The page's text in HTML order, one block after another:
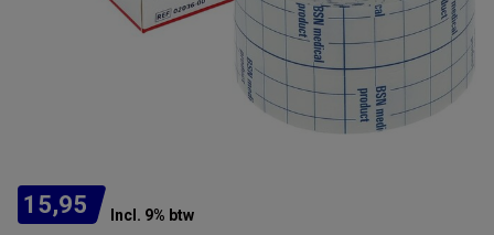
15,95 Incl. 9% btw